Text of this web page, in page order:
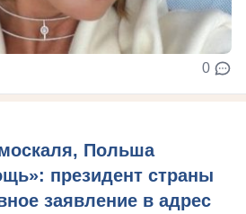
0
Польша
президент страны
заявление в адрес